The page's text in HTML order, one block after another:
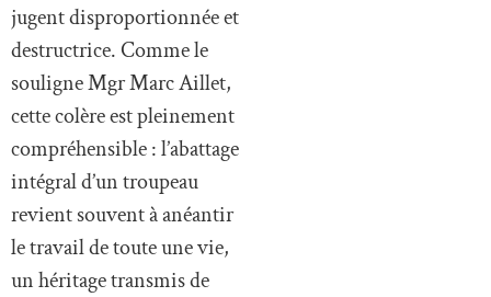
jugent disproportionnée et
destructrice. Comme le
souligne Mgr Marc Aillet,
cette colère est pleinement
compréhensible : l’abattage
intégral d’un troupeau
revient souvent à anéantir
le travail de toute une vie,
un héritage transmis de